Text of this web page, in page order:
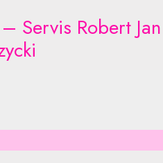
Servis Robert Jan